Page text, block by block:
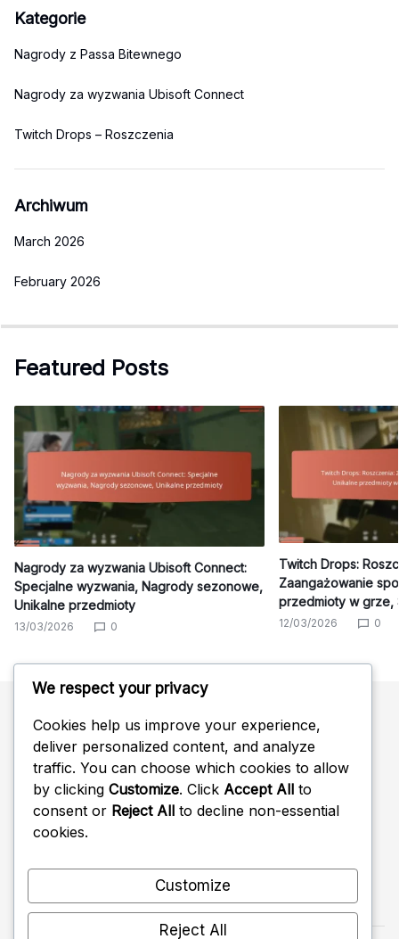
Kategorie
Nagrody z Passa Bitewnego
Nagrody za wyzwania Ubisoft Connect
Twitch Drops – Roszczenia
Archiwum
March 2026
February 2026
Featured Posts
Nagrody za wyzwania Ubisoft Connect:
Specjalne wyzwania, Nagrody sezonowe,
Unikalne przedmioty
13/03/2026 0
Twitch Drops:
Zaangażowanie
przedmioty w grze,
12/03/2026 0
Szukaj
Search
for:
We respect your privacy
Cookies help us improve your experience,
deliver personalized content, and analyze
traffic. You can choose which cookies to allow
by clicking Customize. Click Accept All to
consent or Reject All to decline non-essential
cookies.
Customize
Reject All